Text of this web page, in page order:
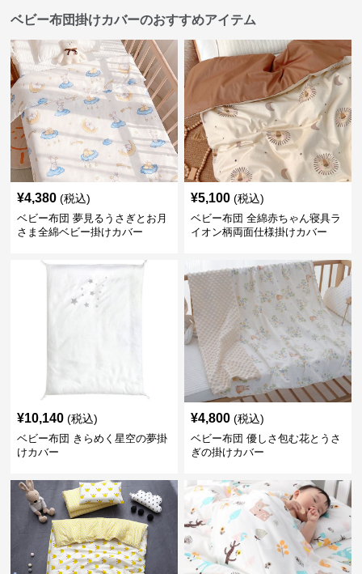
ベビー布団掛けカバーのおすすめアイテム
¥4,380 (税込)
ベビー布団 夢見るうさぎとお月
さま全綿ベビー掛けカバー
¥5,100 (税込)
ベビー布団 全綿赤ちゃん寝具ラ
イオン柄両面仕様掛けカバー
¥10,140 (税込)
ベビー布団 きらめく星空の夢掛
けカバー
¥4,800 (税込)
ベビー布団 優しさ包む花とうさ
ぎの掛けカバー